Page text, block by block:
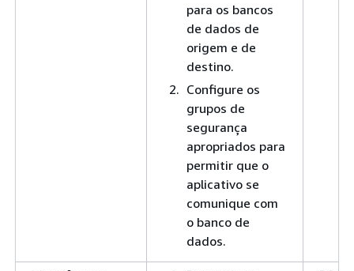
para os bancos
de dados de
origem e de
destino.
Configure os
grupos de
segurança
apropriados para
permitir que o
aplicativo se
comunique com
o banco de
dados.